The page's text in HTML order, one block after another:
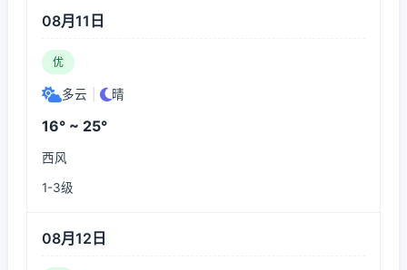
08月11日
优
多云 晴
16° ~ 25°
西风
1-3级
08月12日